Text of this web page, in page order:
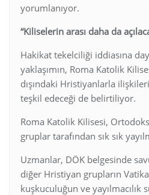
yorumlanıyor.
“Kiliselerin arası daha da
Hakikat tekelciliği iddiasına
yaklaşımın, Roma Katolik
dışındaki Hristiyanlarla
teşkil edeceği de belirtiliyor.
Roma Katolik Kilisesi,
gruplar tarafından sık sık
Uzmanlar, DÖK belgesinde
diğer Hristiyan grupların
kuşkuculuğun ve yayılmacılık